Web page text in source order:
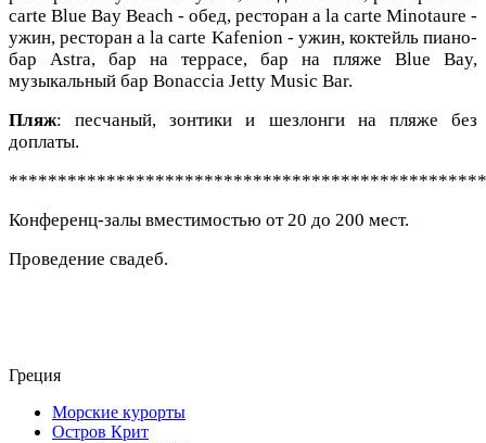
carte Blue Bay Beach - обед, ресторан a la carte Minotaure -
ужин, ресторан a la carte Kafenion - ужин, коктейль пиано-
бар Astra, бар на террасе, бар на пляже Blue Bay,
музыкальный бар Bonaccia Jetty Music Bar.
Пляж: песчаный, зонтики и шезлонги на пляже без
доплаты.
Конференц-залы вместимостью от 20 до 200 мест.
Проведение свадеб.
Греция
Морские курорты
Остров Крит